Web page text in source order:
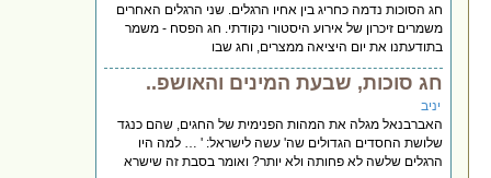
חג הסוכות נדמה כחריג בין אחיו הרגלים. שני הרגלים האחרים
משמרים זיכרון של אירוע היסטורי נקודתי. חג הפסח - משמר
בתודעתנו את יום היציאה ממצרים, וחג שבו
חג סוכות, שבעת המינים והאושפ..
יניב
האברבנאל מגלה את המהות הפנימית של החגים, שהם כנגד
שלושת החסדים הגדולים שה' עשה לישראל: ' … למה היו
הרגלים שלשה לא פחותה ולא יותר? ואומר בסבת זה שישרא